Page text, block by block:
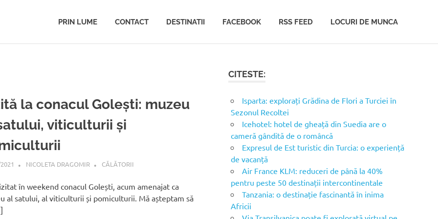
PRIN LUME CONTACT DESTINATII FACEBOOK RSS FEED LOCURI DE MUNCA
la conacul Golești: muzeu
viticulturii și
NICOLETA DRAGOMIR CĂLĂTORII
în weekend conacul Golești, acum amenajat ca
al satului, al viticulturii și pomiculturii. Mă așteptam să
CITESTE:
Isparta: explorați Grădina de Flori a Turciei în
Sezonul Recoltei
Icehotel: hotel de gheață din Suedia are o
cameră gândită de o româncă
Expresul de Est turistic din Turcia: o experiență
de vacanță
Air France KLM: reduceri de până la 40%
pentru peste 50 destinații intercontinentale
Tanzania: o destinație fascinantă în inima
Africii